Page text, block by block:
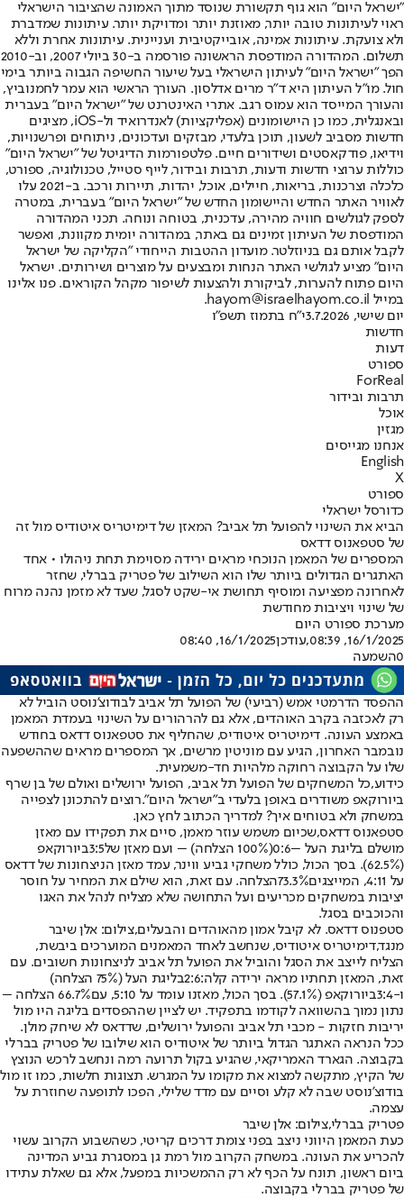
"ישראל היום" הוא גוף תקשורת שנוסד מתוך האמונה שהציבור הישראלי
ראוי לעיתונות טובה יותר, מאוזנת יותר ומדויקת יותר. עיתונות שמדברת
ולא צועקת. עיתונות אמינה, אובייקטיבית ועניינית. עיתונות אחרת וללא
תשלום. המהדורה המודפסת הראשונה פורסמה ב-30 ביולי 2007, וב-2010
הפך "ישראל היום" לעיתון הישראלי בעל שיעור החשיפה הגבוה ביותר בימי
חול. מו"ל העיתון היא ד"ר מרים אדלסון. העורך הראשי הוא עמר לחמנוביץ,
והעורך המייסד הוא עמוס רגב. אתרי האינטרנט של "ישראל היום" בעברית
ובאנגלית, כמו כן היישומונים (אפליקציות) לאנדרואיד ול-iOS, מציגים
חדשות מסביב לשעון, תוכן בלעדי, מבזקים ועדכונים, ניתוחים ופרשנויות,
וידיאו, פודקאסטים ושידורים חיים. פלטפורמות הדיגיטל של "ישראל היום"
כוללות ערוצי חדשות ודעות, תרבות ובידור, לייף סטייל, טכנולוגיה, ספורט,
כלכלה וצרכנות, בריאות, חיילים, אוכל, יהדות, תיירות ורכב. ב-2021 עלו
לאוויר האתר החדש והיישומון החדש של "ישראל היום" בעברית, במטרה
לספק לגולשים חוויה מהירה, עדכנית, בטוחה ונוחה. תכני המהדורה
המודפסת של העיתון זמינים גם באתר, במהדורה יומית מקוונת, ואפשר
לקבל אותם גם בניוזלטר. מועדון ההטבות הייחודי "הקליקה של ישראל
היום" מציע לגולשי האתר הנחות ומבצעים על מוצרים ושירותים. ישראל
היום פתוח להערות, לביקורת ולהצעות לשיפור מקהל הקוראים. פנו אלינו
במייל hayom@israelhayom.co.il.
יום שישי, 3.7.2026
י"ח בתמוז תשפ"ו
חדשות
דעות
ספורט
ForReal
תרבות ובידור
אוכל
מגזין
אנחנו מגייסים
English
X
ספורט
כדורסל ישראלי
הביא את השינוי להפועל תל אביב? המאזן של דימיטריס איטודיס מול זה
של סטפאנוס דדאס
המספרים של המאמן הנוכחי מראים ירידה מסוימת תחת ניהולו • אחד
האתגרים הגדולים ביותר שלו הוא השילוב של פטריק בברלי, שחזר
לאחרונה מפציעה ומוסיף תחושת אי-שקט לסגל, שעד לא מזמן נהנה מרוח
של שינוי ויציבות מחודשת
מערכת ספורט היום
16/1/2025, 08:39
,עודכן16/1/2025, 08:40
0השמעה
ההפסד הדרמטי אמש (רביעי) של הפועל תל אביב לבודוצ'נוסט הוביל לא
רק לאכזבה בקרב האוהדים, אלא גם להרהורים על השינוי בעמדת המאמן
באמצע העונה. דימיטריס איטודיס, שהחליף את סטפאנוס דדאס בחודש
נובמבר האחרון, הגיע עם מוניטין מרשים, אך המספרים מראים שההשפעה
שלו על הקבוצה רחוקה מלהיות חד-משמעית.
כידוע,כל המשחקים של הפועל תל אביב, הפועל ירושלים ואולם של בן שרף
ביורוקאפ משודרים באופן בלעדי ב"ישראל היום".רוצים להתכונן לצפייה
במשחק ולא בטוחים איך? למדריך הכתוב לחץ כאן.
סטפאנוס דדאס,שכיום משמש עוזר מאמן, סיים את תפקידו עם מאזן
מושלם בליגת העל –0:6(100% הצלחה) – ועם מאזן של 3:5ביורוקאפ
(62.5%). בסך הכול, כולל משחקי גביע ווינר, עמד מאזן הניצחונות של דדאס
על 4:11, המייצגים
73.3%הצלחה. עם זאת, הוא שילם את המחיר על חוסר
יציבות במשחקים מכריעים ועל התחושה שלא מצליח לנהל את האגו
והכוכבים בסגל.
סטפנוס דדאס. לא קיבל אמון מהאוהדים והבעלים,צילום: אלן שיבר
מנגד,דימיטריס איטודיס, שנחשב לאחד המאמנים המוערכים ביבשת,
הצליח לייצב את הסגל והוביל את הפועל תל אביב לניצחונות חשובים. עם
זאת, המאזן תחתיו מראה ירידה קלה:2:6
בליגת העל (75% הצלחה)
ו-3:4ביורוקאפ (57.1%). בסך הכול, מאזנו עומד על 5:10, עם 66.7 % הצלחה –
נתון נמוך בהשוואה לקודמו בתפקיד. יש לציין שההפסדים בליגה היו מול
יריבות חזקות - מכבי תל אביב והפועל ירושלים, שדדאס לא שיחק מולן.
ככל הנראה האתגר הגדול ביותר של איטודיס הוא שילובו של פטריק בברלי
בקבוצה. הגארד האמריקאי, שהגיע בקול תרועה רמה ונחשב לרכש הנוצץ
של הקיץ, מתקשה למצוא את מקומו על המגרש. תצוגות חלשות, כמו זו מול
בודוצ'נוסט שבה לא קלע וסיים עם מדד שלילי, הפכו לתופעה שחוזרת על
עצמה.
פטריק בברלי,צילום: אלן שיבר
כעת המאמן היווני ניצב בפני צומת דרכים קריטי, כשהשבוע הקרוב עשוי
להכריע את העונה. במשחק הקרוב מול רמת גן במסגרת גביע המדינה
ביום ראשון, תונח על הכף לא רק ההמשכיות במפעל, אלא גם שאלת עתידו
של פטריק בברלי בקבוצה.